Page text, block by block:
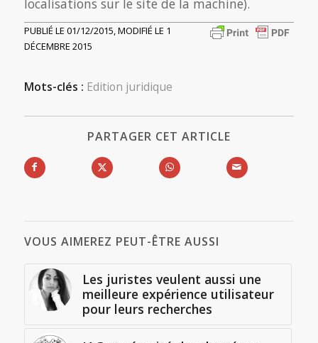
localisations sur le site de la machine).
PUBLIÉ LE 01/12/2015, MODIFIÉ LE 1
DÉCEMBRE 2015
Mots-clés : Edition juridique
PARTAGER CET ARTICLE
VOUS AIMEREZ PEUT-ÊTRE AUSSI
Les juristes veulent aussi une
meilleure expérience utilisateur
pour leurs recherches